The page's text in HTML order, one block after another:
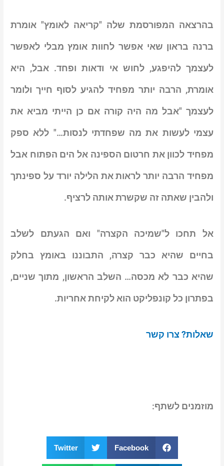
בהרצאה המפורסמת שלה "קריאה לאומץ" אומרת
ברנה בראון שאי אפשר לחוות אומץ מבלי לאפשר
לעצמך להיפגע, לחוש אי ודאות ופחד. אבל, היא
אומרת, הרבה יותר מפחיד להגיע לסוף חייך ולומר
לעצמך "אבל מה היה קורה אם כן הייתי מביא את
עצמי לעשות את מה שפחדתי לנסות…" ללא ספק
מפחיד לכוון את חרטום הספינה אל הים הפתוח אבל
מפחיד הרבה יותר לראות את הלילה יורד על ספינתך
ולהבין שאתה זה שקשרת אותה לרציף.
אל תחכו ל"שמיכה הקצרה" ואם הגעתם לשלב
בחיים שהיא כבר קצרה, התבוננו באומץ בחלק
שהיא כבר לא מכסה… השלב הראשון, מתוך שניים,
בפתרון כל קונפליקט הוא לקיחת אחריות.
שאלות? צרו קשר
מוזמנים לשתף:
Facebook
Twitter